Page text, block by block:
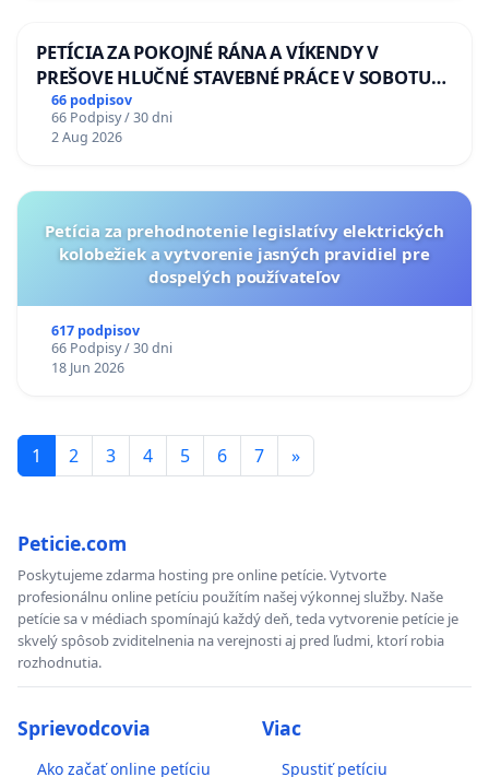
PETÍCIA ZA POKOJNÉ RÁNA A VÍKENDY V
PREŠOVE HLUČNÉ STAVEBNÉ PRÁCE V SOBOTU
LEN OD 9.00 DO 13.00 HOD., CEZ PRACOVNÝ
TÝŽDEŇ CIEĽ 8.00 – 18.00 HOD. A PRAVIDELNÁ
KONTROLA STAVBY C-AREA NA
66 podpisov
66 Podpisy / 30 dni
2 Aug 2026
Petícia za prehodnotenie legislatívy elektrických
kolobežiek a vytvorenie jasných pravidiel pre
dospelých používateľov
617 podpisov
66 Podpisy / 30 dni
18 Jun 2026
1 2 3 4 5 6 7 »
Peticie.com
Poskytujeme zdarma hosting pre online petície. Vytvorte
profesionálnu online petíciu použítím našej výkonnej služby. Naše
petície sa v médiach spomínajú každý deň, teda vytvorenie petície je
skvelý spôsob zviditelnenia na verejnosti aj pred ľudmi, ktorí robia
rozhodnutia.
Sprievodcovia
Ako začať online petíciu
Viac
Spustiť petíciu